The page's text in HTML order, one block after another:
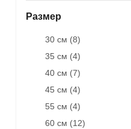
Размер
30 см (8)
35 см (4)
40 см (7)
45 см (4)
55 см (4)
60 см (12)